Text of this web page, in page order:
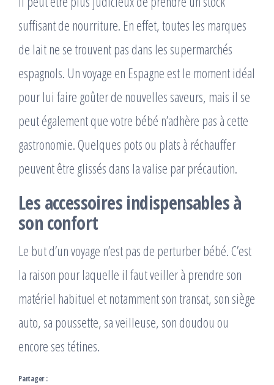
suffisant de nourriture. En effet, toutes les marques
de lait ne se trouvent pas dans les supermarchés
espagnols. Un voyage en Espagne est le moment idéal
pour lui faire goûter de nouvelles saveurs, mais il se
peut également que votre bébé n’adhère pas à cette
gastronomie. Quelques pots ou plats à réchauffer
peuvent être glissés dans la valise par précaution.
Les accessoires indispensables à
son confort
Le but d’un voyage n’est pas de perturber bébé. C’est
la raison pour laquelle il faut veiller à prendre son
matériel habituel et notamment son transat, son siège
auto, sa poussette, sa veilleuse, son doudou ou
encore ses tétines.
Partager :